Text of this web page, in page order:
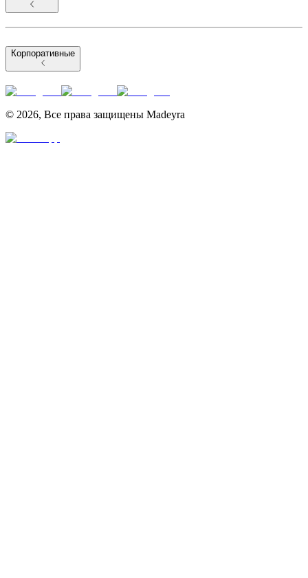
Корпоративные
© 2026, Все права защищены Madeyra